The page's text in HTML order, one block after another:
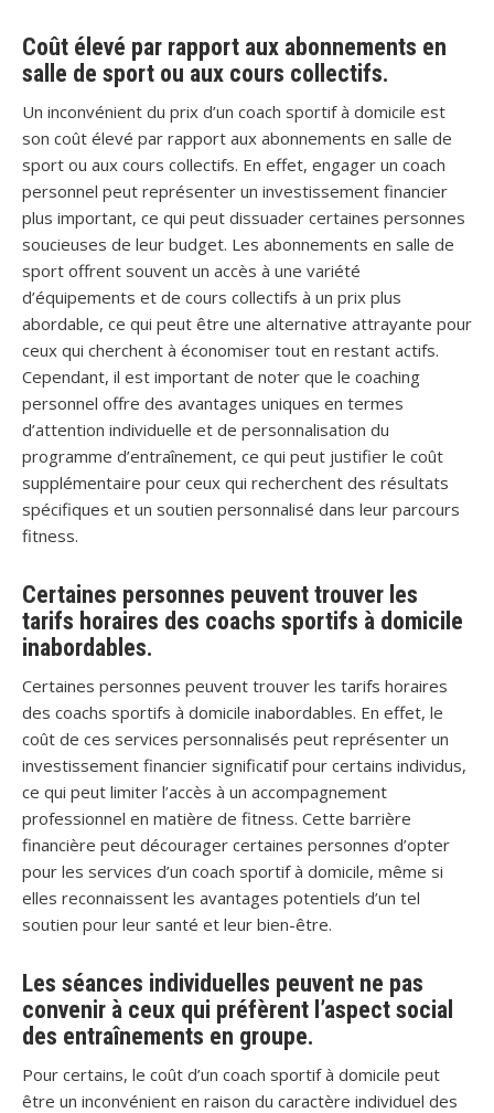
Coût élevé par rapport aux abonnements en
salle de sport ou aux cours collectifs.
Un inconvénient du prix d’un coach sportif à domicile est
son coût élevé par rapport aux abonnements en salle de
sport ou aux cours collectifs. En effet, engager un coach
personnel peut représenter un investissement financier
plus important, ce qui peut dissuader certaines personnes
soucieuses de leur budget. Les abonnements en salle de
sport offrent souvent un accès à une variété
d’équipements et de cours collectifs à un prix plus
abordable, ce qui peut être une alternative attrayante pour
ceux qui cherchent à économiser tout en restant actifs.
Cependant, il est important de noter que le coaching
personnel offre des avantages uniques en termes
d’attention individuelle et de personnalisation du
programme d’entraînement, ce qui peut justifier le coût
supplémentaire pour ceux qui recherchent des résultats
spécifiques et un soutien personnalisé dans leur parcours
fitness.
Certaines personnes peuvent trouver les
tarifs horaires des coachs sportifs à domicile
inabordables.
Certaines personnes peuvent trouver les tarifs horaires
des coachs sportifs à domicile inabordables. En effet, le
coût de ces services personnalisés peut représenter un
investissement financier significatif pour certains individus,
ce qui peut limiter l’accès à un accompagnement
professionnel en matière de fitness. Cette barrière
financière peut décourager certaines personnes d’opter
pour les services d’un coach sportif à domicile, même si
elles reconnaissent les avantages potentiels d’un tel
soutien pour leur santé et leur bien-être.
Les séances individuelles peuvent ne pas
convenir à ceux qui préfèrent l’aspect social
des entraînements en groupe.
Pour certains, le coût d’un coach sportif à domicile peut
être un inconvénient en raison du caractère individuel des